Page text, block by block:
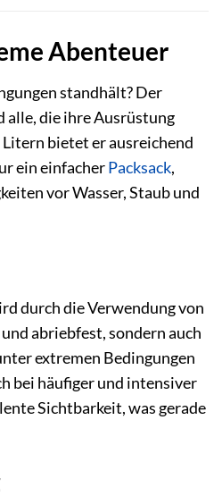
Abenteuer
standhält? Der
alle, die ihre Ausrüstung
bietet er ausreichend
ein einfacherPacksack,
vor Wasser, Staub und
durch die Verwendung von
abriebfest, sondern auch
extremen Bedingungen
bei häufiger und intensiver
Sichtbarkeit, was gerade